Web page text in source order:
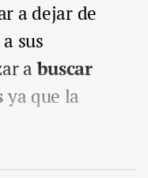
a dejar de
sus
abuscar
ya que la